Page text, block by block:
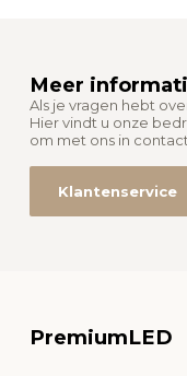
Meer
Als je vragen hebt
Hier vindt u onze
om met ons in
Klantenservice
PremiumLED